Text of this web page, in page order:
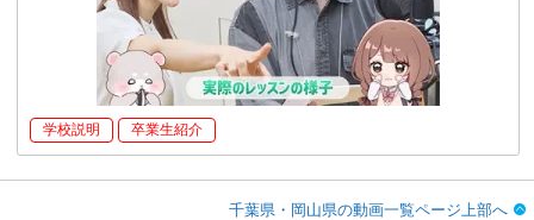
学校説明 卒業生紹介
千葉県・岡山県の動画一覧ページ上部へ